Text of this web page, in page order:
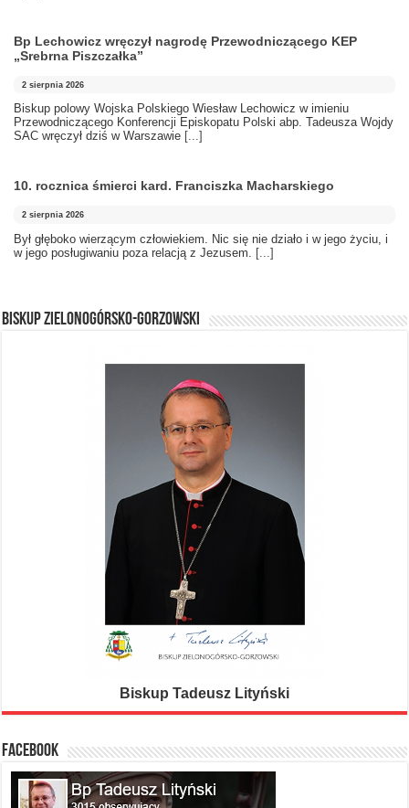
Bp Lechowicz wręczył nagrodę Przewodniczącego KEP
„Srebrna Piszczałka”
2 sierpnia 2026
Biskup polowy Wojska Polskiego Wiesław Lechowicz w imieniu
Przewodniczącego Konferencji Episkopatu Polski abp. Tadeusza Wojdy
SAC wręczył dziś w Warszawie [...]
10. rocznica śmierci kard. Franciszka Macharskiego
2 sierpnia 2026
Był głęboko wierzącym człowiekiem. Nic się nie działo i w jego życiu, i
w jego posługiwaniu poza relacją z Jezusem. [...]
BISKUP ZIELONOGÓRSKO-GORZOWSKI
Biskup Tadeusz Lityński
FACEBOOK